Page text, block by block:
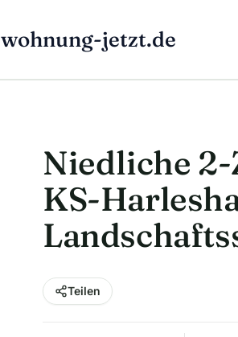
wohnung-jetzt.de
Niedliche
KS-
Teilen